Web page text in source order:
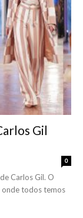
Gil
0
Carlos Gil. O
onde todos temos